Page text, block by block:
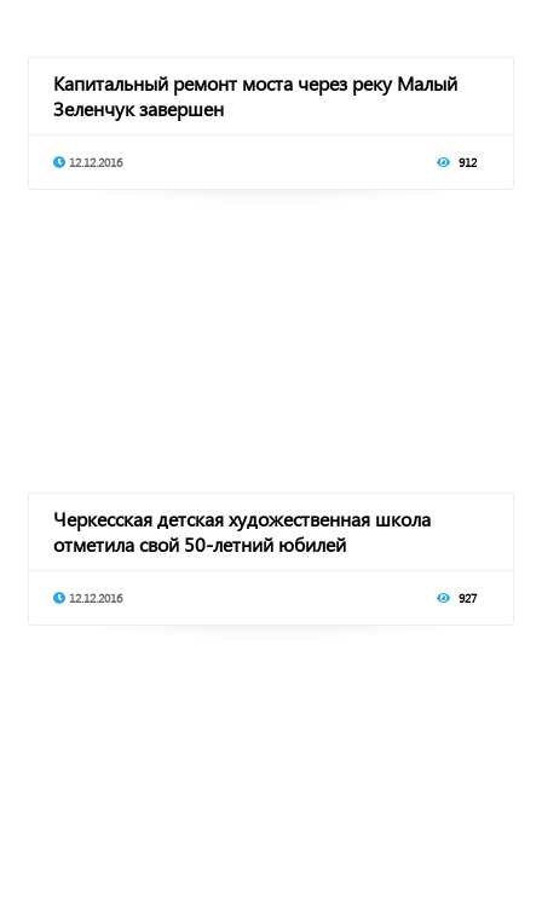
Капитальный ремонт моста через реку Малый
Зеленчук завершен
12.12.2016 912
Черкесская детская художественная школа
отметила свой 50-летний юбилей
12.12.2016 927